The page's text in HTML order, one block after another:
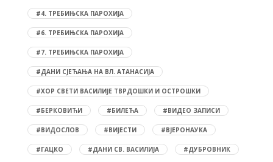
#4. ТРЕБИЊСКА ПАРОХИЈА
#6. ТРЕБИЊСКА ПАРОХИЈА
#7. ТРЕБИЊСКА ПАРОХИЈА
#ДАНИ СЈЕЋАЊА НА ВЛ. АТАНАСИЈА
#ХОР СВЕТИ ВАСИЛИЈЕ ТВРДОШКИ И ОСТРОШКИ
#БЕРКОВИЋИ #БИЛЕЋА #ВИДЕО ЗАПИСИ
#ВИДОСЛОВ #ВИЈЕСТИ #ВЈЕРОНАУКА
#ГАЦКО #ДАНИ СВ. ВАСИЛИЈА #ДУБРОВНИК